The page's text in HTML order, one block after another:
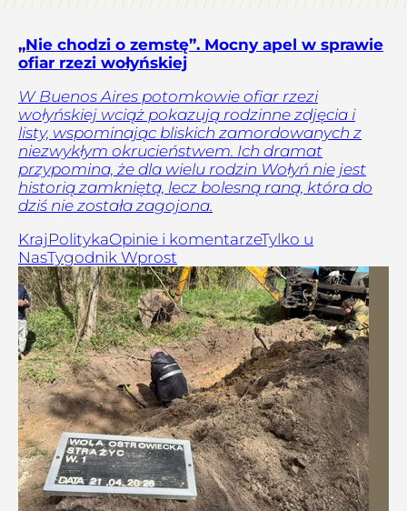
„Nie chodzi o zemstę”. Mocny apel w sprawie
ofiar rzezi wołyńskiej
W Buenos Aires potomkowie ofiar rzezi
wołyńskiej wciąż pokazują rodzinne zdjęcia i
listy, wspominając bliskich zamordowanych z
niezwykłym okrucieństwem. Ich dramat
przypomina, że dla wielu rodzin Wołyń nie jest
historią zamkniętą, lecz bolesną raną, która do
dziś nie została zagojona.
Kraj PolitykaOpinie i komentarzeTylko u
NasTygodnik Wprost